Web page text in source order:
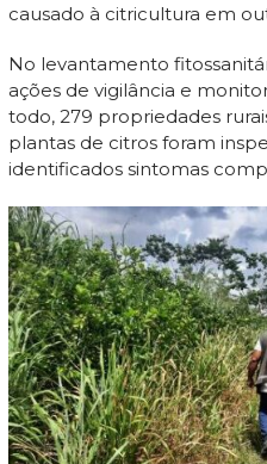
causado à citricultura em
No levantamento
ações de vigilância e
todo, 279 propriedades
plantas de citros foram
identificados sintomas